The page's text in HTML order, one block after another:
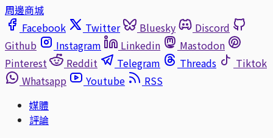
周邊商城
Facebook
Twitter Bluesky
Discord
Github
Instagram Linkedin
Mastodon
Pinterest
Reddit Telegram Threads
Tiktok
Whatsapp
Youtube
RSS
媒體
評論